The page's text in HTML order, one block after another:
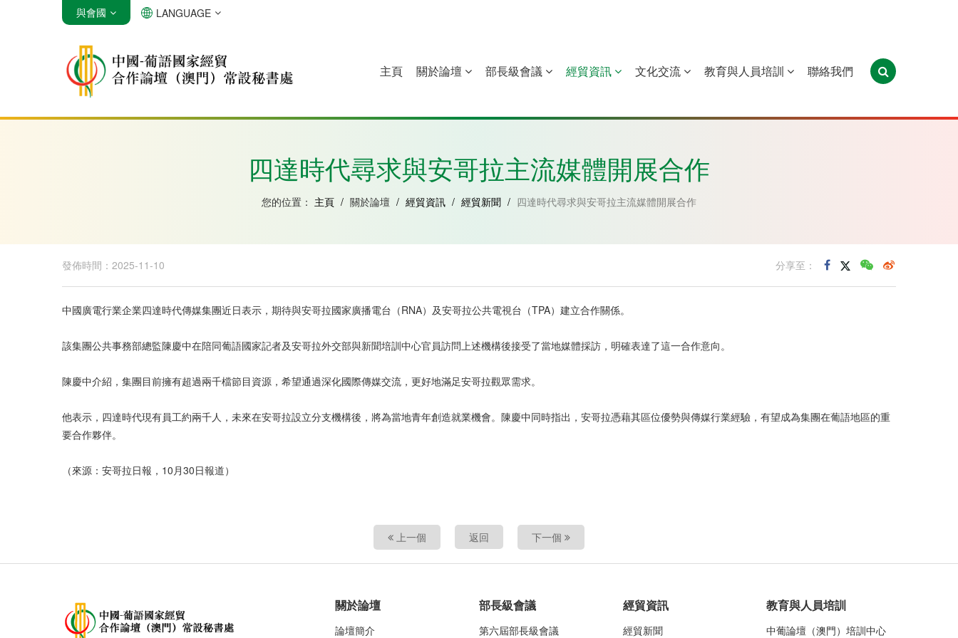
安哥拉 巴西 佛得角 幾內亞比紹 赤道幾內亞 莫桑比克 葡萄牙 聖多美和普林西比 東帝汶
與會國 LANGUAGE
主頁 關於論壇 部長級會議 經貿資訊 文化交流 教育與人員培訓 聯絡我們
四達時代尋求與安哥拉主流媒體開展合作
您的位置： 主頁 / 關於論壇 / 經貿資訊 / 經貿新聞 / 四達時代尋求與安哥拉主流媒體開展合作
發佈時間：2025-11-10 分享至：
中國廣電行業企業四達時代傳媒集團近日表示，期待與安哥拉國家廣播電台（RNA）及安哥拉公共電視台（TPA）建立合作關係。
該集團公共事務部總監陳慶中在陪同葡語國家記者及安哥拉外交部與新聞培訓中心官員訪問上述機構後接受了當地媒體採訪，明確表達了這一合作意向。
陳慶中介紹，集團目前擁有超過兩千檔節目資源，希望通過深化國際傳媒交流，更好地滿足安哥拉觀眾需求。
他表示，四達時代現有員工約兩千人，未來在安哥拉設立分支機構後，將為當地青年創造就業機會。陳慶中同時指出，安哥拉憑藉其區位優勢與傳媒行業經驗，有望成為集團在葡語地區的重
要合作夥伴。
（來源：安哥拉日報，10月30日報道）
上一個 返回 下一個
關於論壇
論壇簡介
部長級會議
第六屆部長級會議
經貿資訊
經貿新聞
教育與人員培訓
中葡論壇（澳門）培訓中心